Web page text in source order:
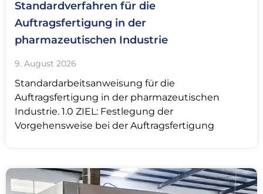
Standardverfahren für die
Auftragsfertigung in der
pharmazeutischen Industrie
9. August 2026
Standardarbeitsanweisung für die
Auftragsfertigung in der pharmazeutischen
Industrie. 1.0 ZIEL: Festlegung der
Vorgehensweise bei der Auftragsfertigung